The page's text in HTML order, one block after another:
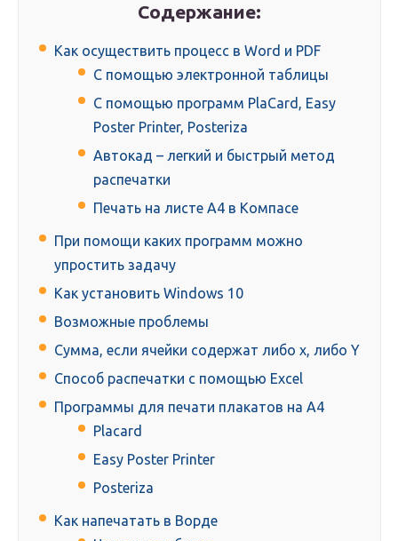
Содержание:
Как осуществить процесс в Word и PDF
С помощью электронной таблицы
С помощью программ PlaCard, Easy
Poster Printer, Posteriza
Автокад – легкий и быстрый метод
распечатки
Печать на листе А4 в Компасе
При помощи каких программ можно
упростить задачу
Как установить Windows 10
Возможные проблемы
Сумма, если ячейки содержат либо x, либо Y
Способ распечатки с помощью Excel
Программы для печати плакатов на А4
Placard
Easy Poster Printer
Posteriza
Как напечатать в Ворде